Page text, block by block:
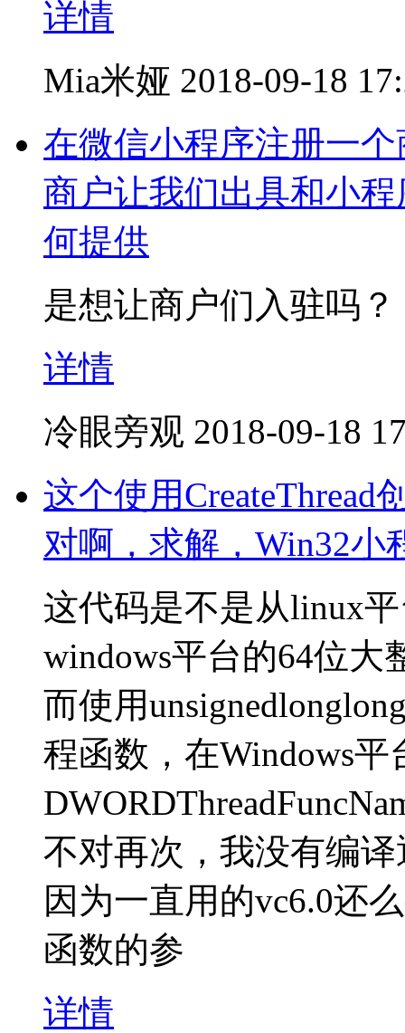
详情
Mia米娅 2018-09-18
在微信小程序注册一
商户让我们出具和小
何提供
是想让商户们入驻吗？
详情
冷眼旁观 2018-09-18
这个使用
对啊，求解，Win32小
这代码是不是从linux
windows平台的64位大
而使用
程函数，在Windows
不对再次，我没有编
因为一直用的vc6.0还
函数的参
详情